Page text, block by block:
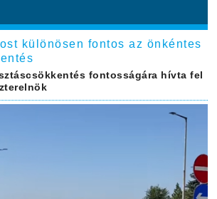
különösen fontos az önkéntes
fontosságára hívta fel